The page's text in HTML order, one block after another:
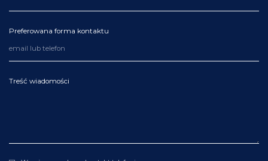
Preferowana forma kontaktu
Treść wiadomości